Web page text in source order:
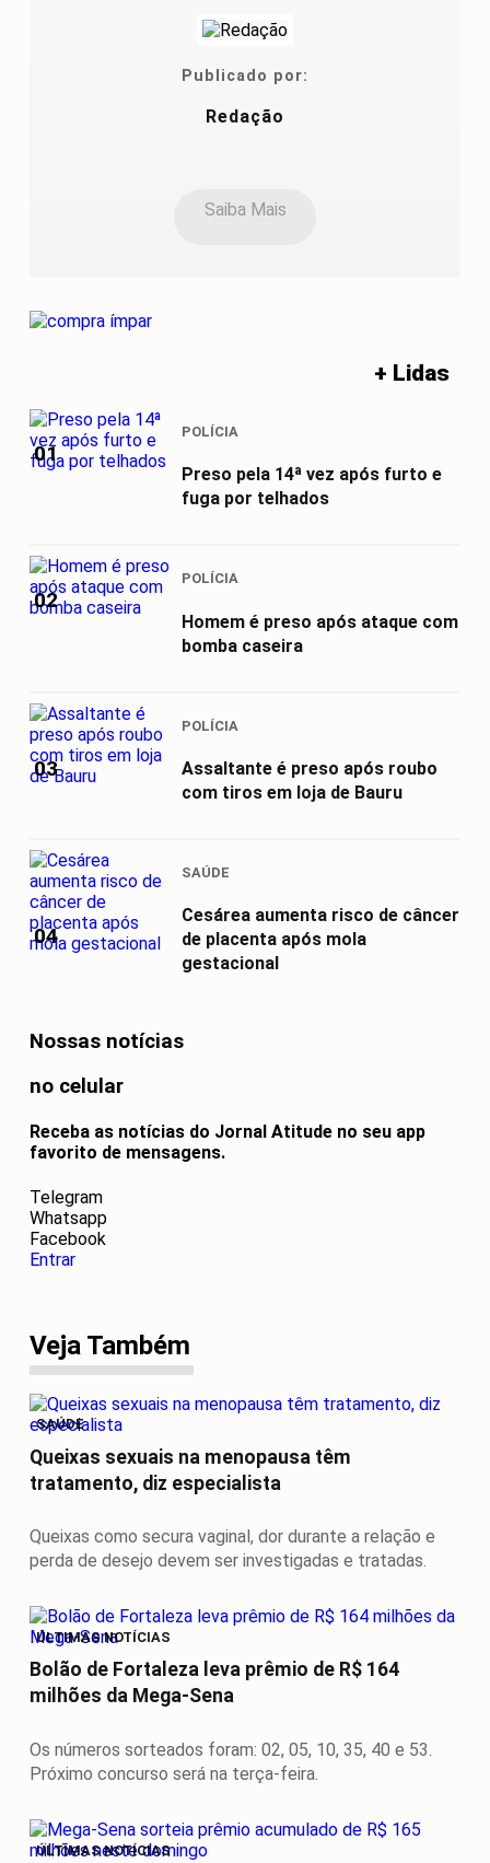
Publicado por:
Redação
Saiba Mais
+ Lidas
01
POLÍCIA
Preso pela 14ª vez após furto e
fuga por telhados
02
POLÍCIA
Homem é preso após ataque com
bomba caseira
03
POLÍCIA
Assaltante é preso após roubo
com tiros em loja de Bauru
04
SAÚDE
Cesárea aumenta risco de câncer
de placenta após mola
gestacional
Nossas notícias
no celular
Receba as notícias do Jornal Atitude no seu app
favorito de mensagens.
Telegram
Whatsapp
Facebook
Entrar
Veja Também
SAÚDE
Queixas sexuais na menopausa têm
tratamento, diz especialista
Queixas como secura vaginal, dor durante a relação e
perda de desejo devem ser investigadas e tratadas.
ÚLTIMAS NOTÍCIAS
Bolão de Fortaleza leva prêmio de R$ 164
milhões da Mega-Sena
Os números sorteados foram: 02, 05, 10, 35, 40 e 53.
Próximo concurso será na terça-feira.
ÚLTIMAS NOTÍCIAS